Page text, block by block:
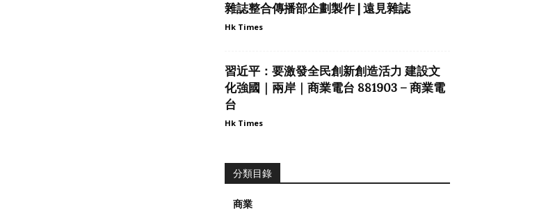
雜誌整合傳播部企劃製作 | 遠見雜誌
Hk Times
習近平：要激發全民創新創造活力 建設文
化強國｜兩岸｜商業電台 881903 – 商業電
台
Hk Times
分類目錄
商業